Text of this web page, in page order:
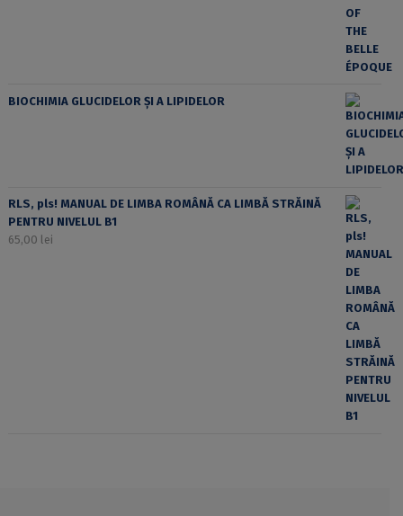
BIOCHIMIA GLUCIDELOR ȘI A LIPIDELOR
RLS, pls! MANUAL DE LIMBA ROMÂNĂ CA LIMBĂ STRĂINĂ
PENTRU NIVELUL B1
65,00 lei